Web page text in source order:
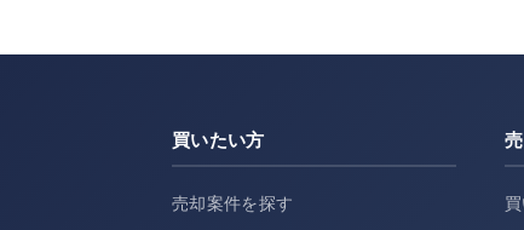
買いたい方
売却案件を探す